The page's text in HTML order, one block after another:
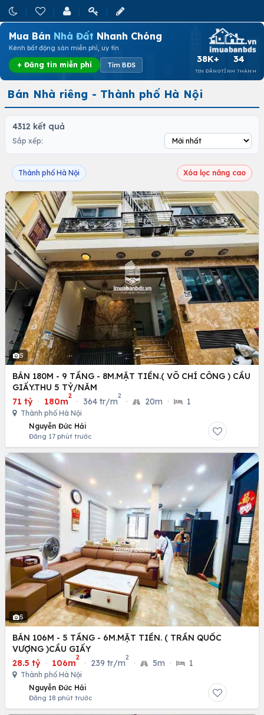
Mua Bán Nhà Đất Nhanh Chóng
Kênh bất động sản miễn phí, uy tín
+ Đăng tin miễn phí Tìm BĐS
38K+
TIN ĐĂNG
34
TỈNH THÀNH
Bán Nhà riêng - Thành phố Hà Nội
4312 kết quả
Sắp xếp:
Thành phố Hà Nội Xóa lọc nâng cao
5
BÁN 180M - 9 TẦNG - 8M.MẶT TIỀN.( VÕ CHÍ CÔNG ) CẦU
GIẤY.THU 5 TỶ/NĂM
71 tỷ · 180m
2
· 364 tr/m
2
· 20m · 1
Thành phố Hà Nội
Nguyễn Đức Hải
Đăng 17 phút trước
5
BÁN 106M - 5 TẦNG - 6M.MẶT TIỀN. ( TRẦN QUỐC
VƯỢNG )CẦU GIẤY
28.5 tỷ · 106m
2
· 239 tr/m
2
· 5m · 1
Thành phố Hà Nội
Nguyễn Đức Hải
Đăng 18 phút trước